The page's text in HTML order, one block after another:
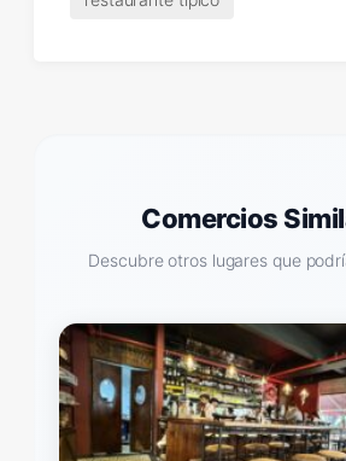
Comercios
Descubre otros lugares que